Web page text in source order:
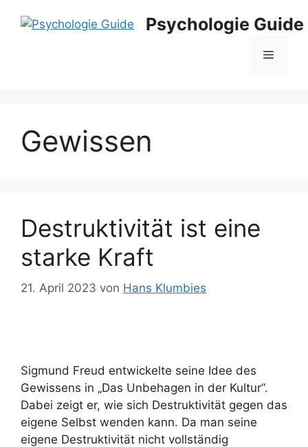
Inhalt
Psychologie Guide
Menü
Gewissen
Destruktivität ist eine
starke Kraft
21. April 2023 von Hans Klumbies
Sigmund Freud entwickelte seine Idee des
Gewissens in „Das Unbehagen in der Kultur“.
Dabei zeigt er, wie sich Destruktivität gegen das
eigene Selbst wenden kann. Da man seine
eigene Destruktivität nicht vollständig